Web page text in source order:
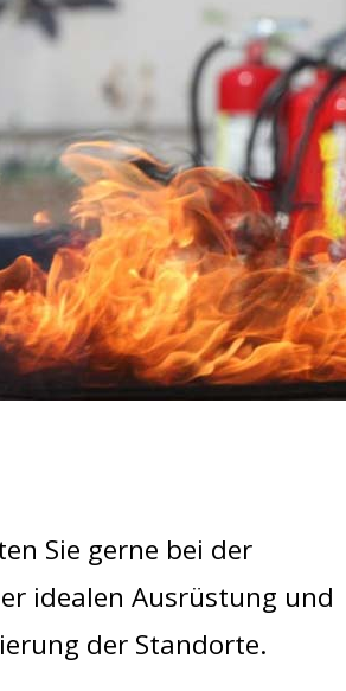
Sie gerne bei der
idealen Ausrüstung und
der Standorte.